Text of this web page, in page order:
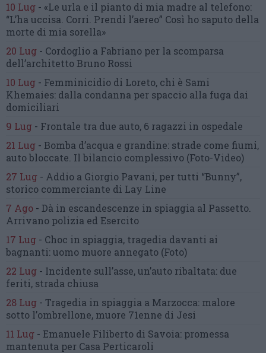
10 Lug - «Le urla e il pianto di mia madre al telefono:
“L’ha uccisa. Corri. Prendi l’aereo” Così ho saputo della
morte di mia sorella»
20 Lug - Cordoglio a Fabriano per la scomparsa
dell’architetto Bruno Rossi
10 Lug - Femminicidio di Loreto, chi è Sami
Khemaies: dalla condanna per spaccio alla fuga dai
domiciliari
9 Lug - Frontale tra due auto, 6 ragazzi in ospedale
21 Lug - Bomba d’acqua e grandine: strade come fiumi,
auto bloccate. Il bilancio complessivo (Foto-Video)
27 Lug - Addio a Giorgio Pavani, per tutti “Bunny”,
storico commerciante di Lay Line
7 Ago - Dà in escandescenze in spiaggia al Passetto.
Arrivano polizia ed Esercito
17 Lug - Choc in spiaggia, tragedia davanti ai
bagnanti:uomo muore annegato (Foto)
22 Lug - Incidente sull’asse, un’auto ribaltata: due
feriti, strada chiusa
28 Lug - Tragedia in spiaggia a Marzocca: malore
sotto l’ombrellone, muore 71enne di Jesi
11 Lug - Emanuele Filiberto di Savoia: promessa
mantenuta per Casa Perticaroli